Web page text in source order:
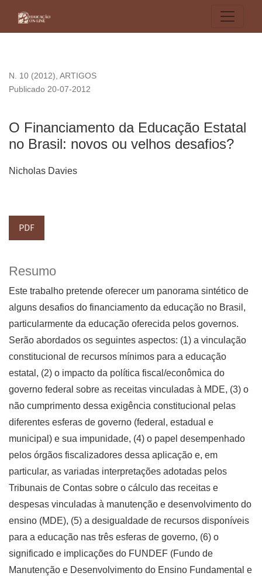
N. 10 (2012), ARTIGOS
O Financiamento da Educação Estatal
no Brasil: novos ou velhos desafios?
Publicado 20-07-2012
Nicholas Davies
PDF
Resumo
Este trabalho pretende oferecer um panorama sintético de
alguns desafios do financiamento da educação no Brasil,
particularmente da educação oferecida pelos governos.
Serão abordados os seguintes aspectos: (1) a vinculação
constitucional de recursos mínimos para a educação
estatal, (2) o impacto da política fiscal/econômica do
governo federal sobre as receitas vinculadas à MDE, (3) o
não cumprimento dessa exigência constitucional pelas
diferentes esferas de governo (federal, estadual e
municipal) e sua impunidade, (4) o papel desempenhado
pelos órgãos fiscalizadores dessa aplicação e, em
particular, as variadas interpretações adotadas pelos
Tribunais de Contas sobre o cálculo das receitas e
despesas vinculadas à manutenção e desenvolvimento do
ensino (MDE), (5) a desigualdade de recursos disponíveis
para a educação nas três esferas de governo, (6) o
significado e implicações do FUNDEF (Fundo de
Manutenção e Desenvolvimento do Ensino Fundamental e